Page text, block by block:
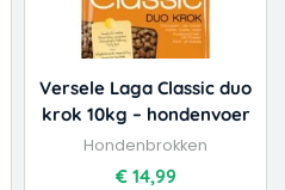
Versele Laga Classic duo
krok 10kg – hondenvoer
Hondenbrokken
€14,99